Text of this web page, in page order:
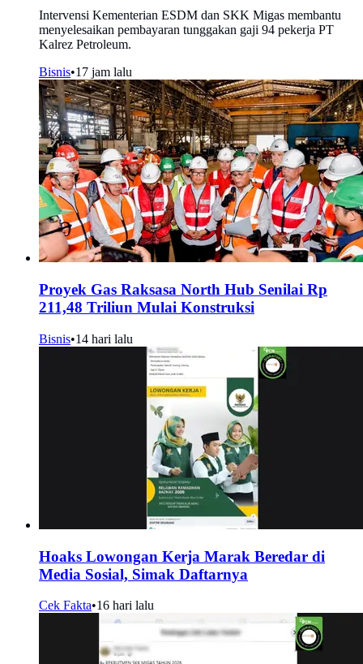
Intervensi Kementerian ESDM dan SKK Migas membantu
menyelesaikan pembayaran tunggakan gaji 94 pekerja PT
Kalrez Petroleum.
Bisnis•17 jam lalu
Proyek Gas Raksasa North Hub Senilai Rp
211,48 Triliun Mulai Konstruksi
Bisnis•14 hari lalu
Hoaks Lowongan Kerja Marak Beredar di
Media Sosial, Simak Daftarnya
Cek Fakta•16 hari lalu